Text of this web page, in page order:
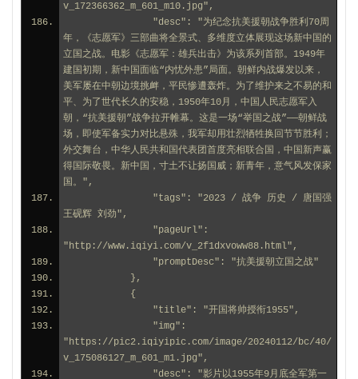
v_172366362_m_601_m10.jpg",
年，《志愿军》三部曲将全景式、多维度立体展现这场新中国的
立国之战。电影《志愿军：雄兵出击》为该系列首部。1949年
建国初期，新中国面临“内忧外患”局面。朝鲜内战爆发以来，
美军屡在中朝边境挑衅，平民惨遭轰炸。为了维护来之不易的和
平、为了世代长久的安稳，1950年10月，中国人民志愿军入
朝，“抗美援朝”战争拉开帷幕。这是一场“举国之战”——朝鲜战
场，即使军备实力对比悬殊，我军却用壮烈牺牲换回节节胜利；
外交舞台，中华人民共和国代表团首度亮相联合国，中国新声赢
得国际敬畏。新中国，寸土不让扬国威；新青年，意气风发保家
国。",
王砚辉 刘劲",
"http://www.iqiyi.com/v_2f1dxvoww88.html",
                "promptDesc": "抗美援朝立国之战"
            },
            {
                "title": "开国将帅授衔1955",
"https://pic2.iqiyipic.com/image/20240112/bc/40/
v_175086127_m_601_m1.jpg",